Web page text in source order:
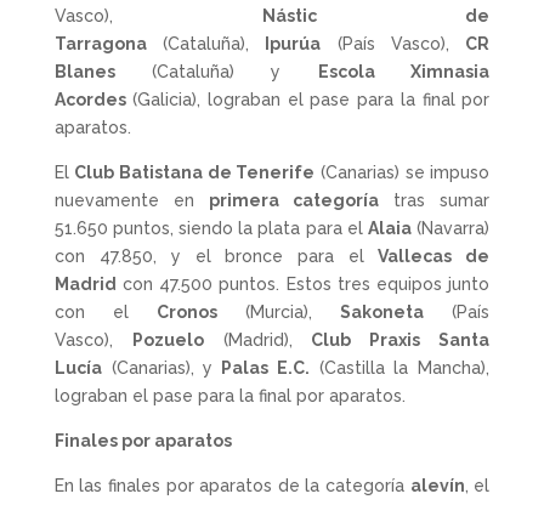
Vasco),
Nástic de
Tarragona(Cataluña), Ipurúa (País Vasco), CR
Blanes(Cataluña) y
Escola Ximnasia
Acordes(Galicia), lograban el pase para la final por
aparatos.
El Club Batistana de Tenerife (Canarias) se impuso
nuevamente en primera categoría tras sumar
51.650 puntos, siendo la plata para elAlaia (Navarra)
con 47.850, y el bronce para el Vallecas de
Madrid con 47.500 puntos. Estos tres equipos junto
con el Cronos(Murcia),Sakoneta (País
Vasco),
Pozuelo(Madrid), Club Praxis Santa
Lucía(Canarias), y Palas E.C. (Castilla la Mancha),
lograban el pase para la final por aparatos.
Finales por aparatos
En las finales por aparatos de la categoría alevín, el